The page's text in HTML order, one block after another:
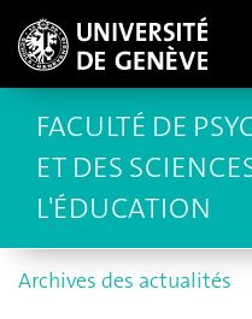
FACULTÉ DE
ET DES
L'ÉDUCATION
Archives des actualités